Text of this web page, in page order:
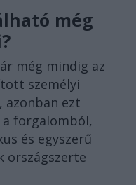
még
még mindig az
személyi
azonban ezt
forgalomból,
és egyszerű
országszerte